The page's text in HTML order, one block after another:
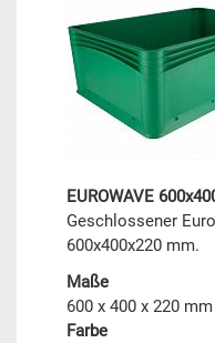
EUROWAVE
Geschlossener
600x400x220 mm.
Maße
600 x 400 x 220 mm
Farbe